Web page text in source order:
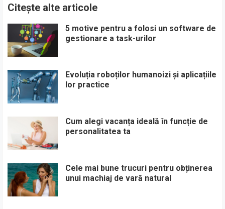
Citește alte articole
5 motive pentru a folosi un software de
gestionare a task-urilor
Evoluția roboților humanoizi și aplicațiile
lor practice
Cum alegi vacanța ideală în funcție de
personalitatea ta
Cele mai bune trucuri pentru obținerea
unui machiaj de vară natural